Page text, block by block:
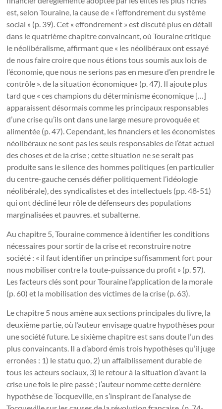
est, selon Touraine, la cause de « l’effondrement du système
social » (p. 39). Cet « effondrement » est discuté plus en détail
dans le quatrième chapitre convaincant, où Touraine critique
le néolibéralisme, affirmant que « les néolibéraux ont essayé
de nous faire croire que nous étions tous soumis aux lois de
l’économie, que nous ne serions pas en mesure d’en prendre le
contrôle ». de la situation économique» (p. 47). Il ajoute plus
tard que « ces champions du déterminisme économique […]
apparaissent désormais comme les principaux responsables
d’une crise qu’ils ont dans une large mesure provoquée et
alimentée (p. 47). Cependant, les financiers et les économistes
néolibéraux ne sont pas les seuls responsables de l’état actuel
des choses et de la crise ; cette situation ne se serait pas
produite sans le silence des hommes politiques (en particulier
du centre-gauche censés défier politiquement l’idéologie
néolibérale), des syndicalistes et des intellectuels (pp. 48-51)
qui ont décliné leur rôle de défenseurs des populations
marginalisées et pauvres. et subalterne.
Au chapitre 5, Touraine commence à identifier les conditions
nécessaires pour sortir de la crise et reconstruire notre
société : « il faut identifier un principe suffisamment fort pour
nous mobiliser contre la toute-puissance du profit » (p. 57).
Les facteurs clés sont pour Touraine l’application de la morale
(p. 60) et la mobilisation des victimes de la crise (p. 63).
Le chapitre 5 nous amène aux sections principales du livre, la
deuxième partie, où l’auteur envisage quatre hypothèses pour
une société future. Le sixième chapitre est sans doute l’un des
plus convaincants. Il a d’abord émis trois hypothèses qu’il juge
erronées : 1) le statu quo, 2) un affaiblissement durable de
tous les acteurs sociaux, 3) le retour à la situation d’avant la
crise une fois le pire passé ; l’auteur nomme cette dernière
hypothèse de Tocqueville, en s’inspirant de l’analyse de